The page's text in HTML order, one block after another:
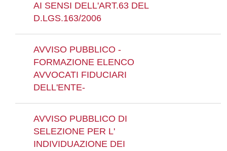
AI SENSI DELL'ART.63 DEL
D.LGS.163/2006
AVVISO PUBBLICO -
FORMAZIONE ELENCO
AVVOCATI FIDUCIARI
DELL'ENTE-
AVVISO PUBBLICO DI
SELEZIONE PER L'
INDIVIDUAZIONE DEI